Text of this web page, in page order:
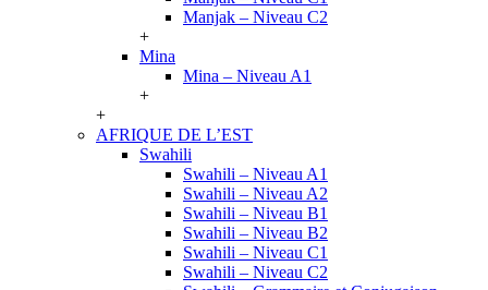
Manjak – Niveau C2
+
Mina
Mina – Niveau A1
+
+
AFRIQUE DE L’EST
Swahili
Swahili – Niveau A1
Swahili – Niveau A2
Swahili – Niveau B1
Swahili – Niveau B2
Swahili – Niveau C1
Swahili – Niveau C2